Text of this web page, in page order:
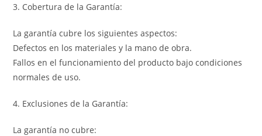
3. Cobertura de la Garantía:
La garantía cubre los siguientes aspectos:
Defectos en los materiales y la mano de obra.
Fallos en el funcionamiento del producto bajo condiciones
normales de uso.
4. Exclusiones de la Garantía:
La garantía no cubre: